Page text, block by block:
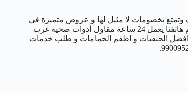
بخصومات لا مثيل لها و عروض متميزة في
مجال تركيب المضخات و السخانات و الفلاتر و غيرها من خدمات السباكة رقم هاتفنا يعمل 24 ساعة مقاول أدوات صحية غرب
افضل الحنفيات و اطقم الحمامات و طلب خدمات